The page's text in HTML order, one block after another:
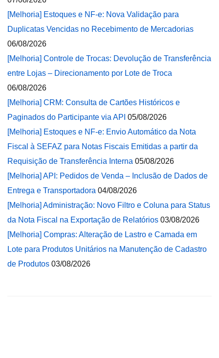
[Melhoria] Estoques e NF-e: Nova Validação para
Duplicatas Vencidas no Recebimento de Mercadorias
06/08/2026
[Melhoria] Controle de Trocas: Devolução de Transferência
entre Lojas – Direcionamento por Lote de Troca
06/08/2026
[Melhoria] CRM: Consulta de Cartões Históricos e
Paginados do Participante via API 05/08/2026
[Melhoria] Estoques e NF-e: Envio Automático da Nota
Fiscal à SEFAZ para Notas Fiscais Emitidas a partir da
Requisição de Transferência Interna 05/08/2026
[Melhoria] API: Pedidos de Venda – Inclusão de Dados de
Entrega e Transportadora 04/08/2026
[Melhoria] Administração: Novo Filtro e Coluna para Status
da Nota Fiscal na Exportação de Relatórios 03/08/2026
[Melhoria] Compras: Alteração de Lastro e Camada em
Lote para Produtos Unitários na Manutenção de Cadastro
de Produtos 03/08/2026